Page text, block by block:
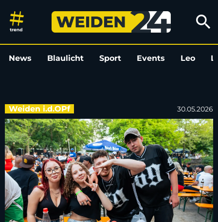
Bilder vom HipHop BBQ in
search
News Blaulicht Sport Events Leo
Weiden i.d.OPf 30.05.2026